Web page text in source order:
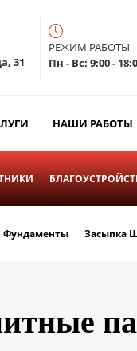
31
РЕЖИМ РАБОТЫ
Пн - Вс: 9:00 -
НАШИ РАБОТЫ
Фундаменты Засыпка